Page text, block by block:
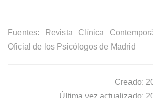
Fuentes: Revista Clínica
Oficial de los Psicólogos de Madrid
Creado:
Última vez actualizado: